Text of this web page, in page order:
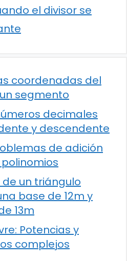
el divisor se
coordenadas del
segmento
decimales
y descendente
de adición
un triángulo
base de 12m y
13m
Potencias y
complejos